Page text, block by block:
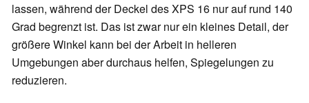
lassen, während der Deckel des XPS 16 nur auf rund 140
Grad begrenzt ist. Das ist zwar nur ein kleines Detail, der
größere Winkel kann bei der Arbeit in helleren
Umgebungen aber durchaus helfen, Spiegelungen zu
reduzieren.